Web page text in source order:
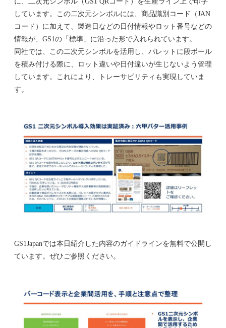
しています。この二次元シンボルには、商品識別コード（JAN
コード）に加えて、製造日などの日付情報やロット番号などの
情報が、GS1の「標準」に沿った形で入れられています。
同社では、この二次元シンボルを活用し、パレットに段ボール
を積み付ける際に、ロット違いや日付違いが生じないよう管理
しています。これにより、トレーサビリティも実現していま
す。
GS1Japanでは本日紹介した内容のガイドラインを無料で公開し
ています。ぜひご参照ください。